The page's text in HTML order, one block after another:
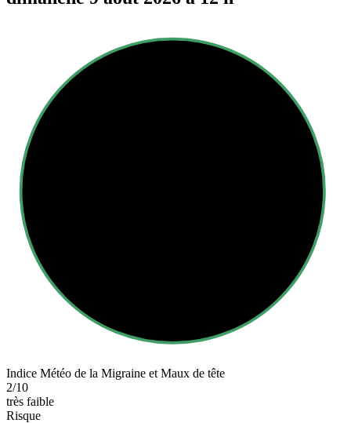
Indice Météo de la Migraine et Maux de tête
2/10
très faible
Risque